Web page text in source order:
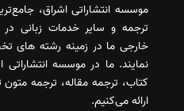
موسسه انتشاراتی اشراق،
ترجمه و سایر خدمات زبانی در
خارجی ما در زمینه رشته های
نمایند. ما در موسسه
کتاب، ترجمه مقاله، ترجمه
ارائه می‌کنیم.